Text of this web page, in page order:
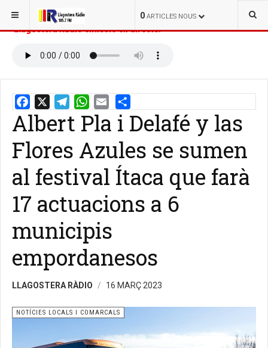
0 ARTICLES NOUS
ESTÀS AQUÍ: INICI
Llagostera Ràdio emissió en directe:
Email Share
Albert Pla i Delafé y las
Flores Azules se sumen
al festival Ítaca que farà
17 actuacions a 6
municipis
empordanesos
LLAGOSTERA RÀDIO 16 MARÇ 2023
NOTÍCIES LOCALS I COMARCALS